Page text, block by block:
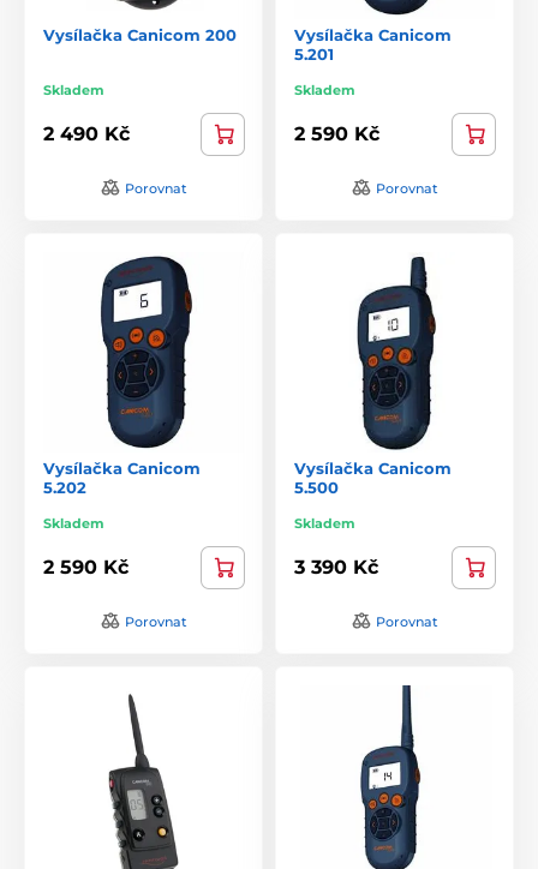
Vysílačka Canicom 200
Skladem
2 490 Kč
Porovnat
Vysílačka Canicom
5.201
Skladem
2 590 Kč
Porovnat
Vysílačka Canicom
5.202
Skladem
2 590 Kč
Porovnat
Vysílačka Canicom
5.500
Skladem
3 390 Kč
Porovnat